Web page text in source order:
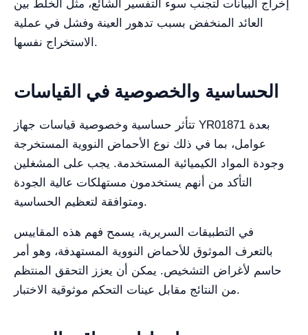
إخراج البيانات لتجنب سوء التفسير الشائع، مثل الخلط بين
العائد المنخفض بسبب تدهور العينة وفشل في عملية
الاستخراج نفسها.
الحساسية والخصوصية في القياسات
تتأثر حساسية وخصوصية قياسات جهاز YR01871 بعدة
عوامل، بما في ذلك نوع الأحماض النووية المستخرجة
وجودة المواد الكيميائية المستخدمة. يجب على المشغلين
التأكد من أنهم يستخدمون مستهلكات عالية الجودة
ومتوافقة لتعظيم الحساسية.
في التطبيقات السريرية، يسمح فهم هذه المقاييس
بالتعرف الموثوق للأحماض النووية المستهدفة، وهو أمر
حاسم لأغراض التشخيص. يمكن أن يعزز التحقق المنتظم
من النتائج مقابل عينات التحكم موثوقية الاختبار.